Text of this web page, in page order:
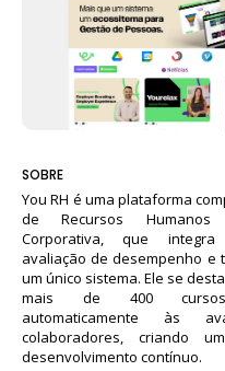
SOBRE
You RH é uma plataforma
de Recursos Humanos
Corporativa, que integra
avaliação de desempenho e
um único sistema. Ele se
mais de 400 cursos
automaticamente às
colaboradores, criando
desenvolvimento contínuo.